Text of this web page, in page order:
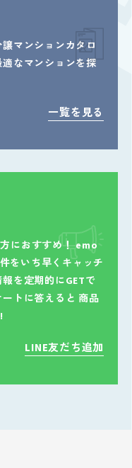
マンションカタロ
なマンションを探
一覧を見る
におすすめ！emo
をいち早くキャッチ
を定期的にGETで
トに答えると 商品
LINE友だち追加